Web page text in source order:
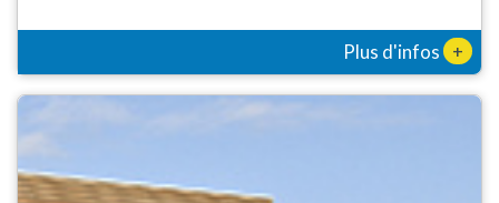
Plus d'infos +